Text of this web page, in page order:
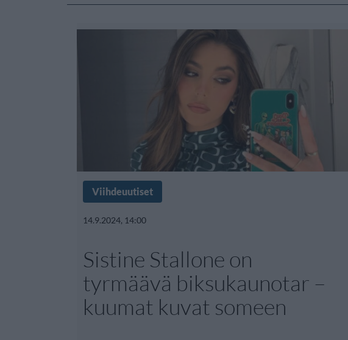
Viihdeuutiset
14.9.2024, 14:00
Sistine Stallone on
tyrmäävä biksukaunotar –
kuumat kuvat someen